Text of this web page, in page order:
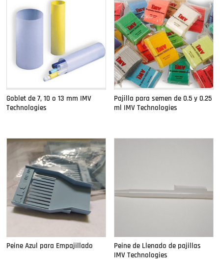
Goblet de 7, 10 o 13 mm IMV
Technologies
Pajilla para semen de 0.5 y 0.25
ml IMV Technologies
Peine Azul para Empajillado
Peine de Llenado de pajillas
IMV Technologies